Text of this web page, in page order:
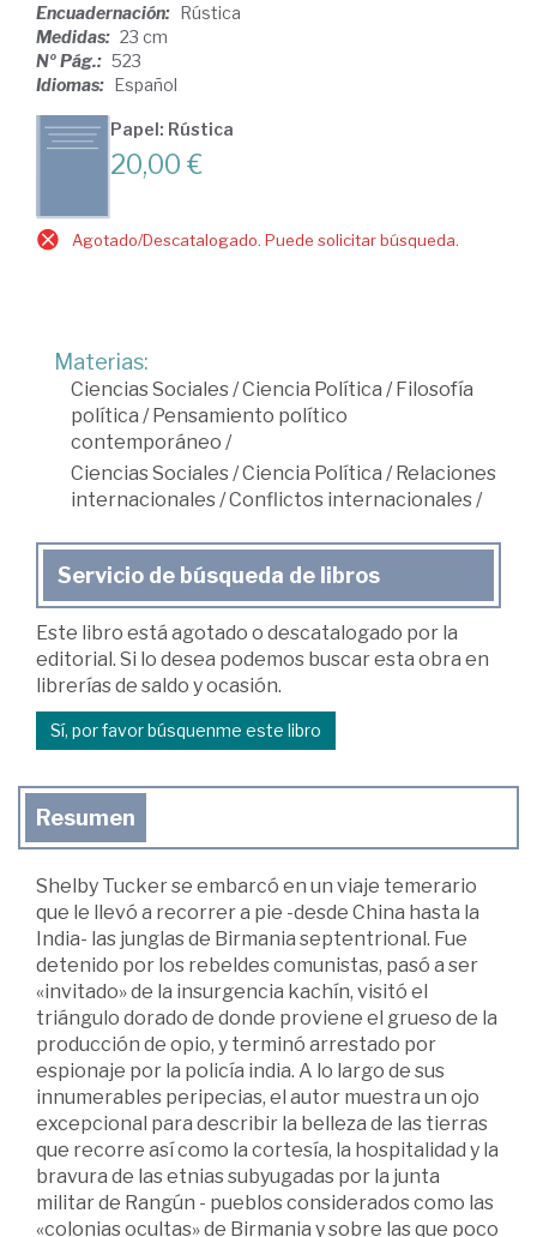
Encuadernación: Rústica
Medidas: 23 cm
Nº Pág.: 523
Idiomas: Español
Papel: Rústica
20,00 €
Agotado/Descatalogado. Puede solicitar búsqueda.
Materias:
Ciencias Sociales/Ciencia Política /Filosofía
política /Pensamiento político
contemporáneo /
Ciencias Sociales/Ciencia Política /Relaciones
internacionales/Conflictos internacionales/
Servicio de búsqueda de libros
Este libro está agotado o descatalogado por la
editorial. Si lo desea podemos buscar esta obra en
librerías de saldo y ocasión.
Sí, por favor búsquenme este libro
Resumen
Shelby Tucker se embarcó en un viaje temerario
que le llevó a recorrer a pie -desde China hasta la
India- las junglas de Birmania septentrional. Fue
detenido por los rebeldes comunistas, pasó a ser
«invitado» de la insurgencia kachín, visitó el
triángulo dorado de donde proviene el grueso de la
producción de opio, y terminó arrestado por
espionaje por la policía india. A lo largo de sus
innumerables peripecias, el autor muestra un ojo
excepcional para describir la belleza de las tierras
que recorre así como la cortesía, la hospitalidad y la
bravura de las etnias subyugadas por la junta
militar de Rangún - pueblos considerados como las
«colonias ocultas» de Birmania y sobre las que poco